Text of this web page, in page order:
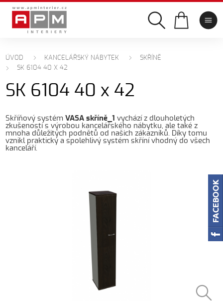
ÚVOD KANCELÁŘSKÝ NÁBYTEK
SKŘÍNĚ
SK 6104 40 X 42
SK 6104 40 x 42
Skříňový systémVASA skříně_1 vychází z dlouholetých
zkušeností s výrobou kancelářského nábytku, ale také z
mnoha důležitých podnětů od našich zákazníků. Díky tomu
vznikl praktický a spolehlivý systém skříní vhodný do všech
kanceláří.